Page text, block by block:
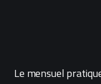
Le mensuel